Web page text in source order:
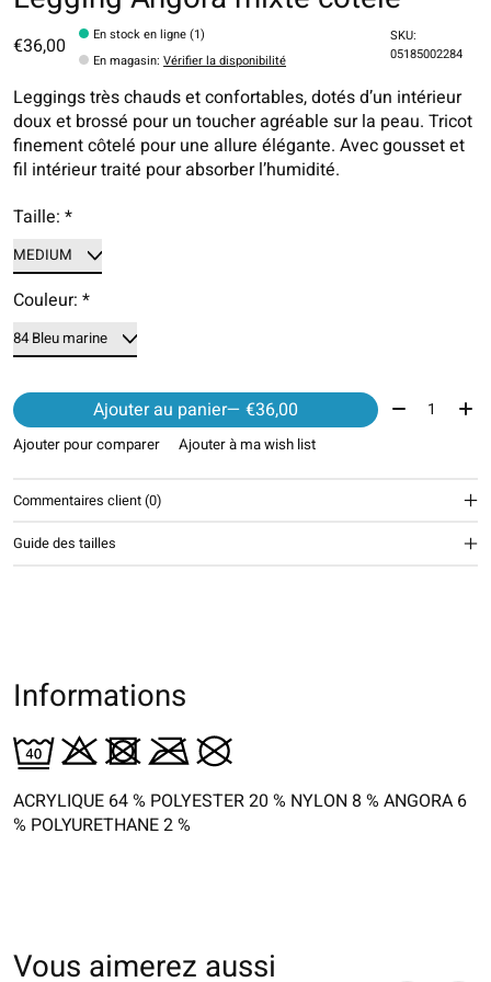
€36,00
En stock en ligne (1)
En magasin:Vérifier la disponibilité
SKU:
05185002284
Leggings très chauds et confortables, dotés d’un intérieur
doux et brossé pour un toucher agréable sur la peau. Tricot
finement côtelé pour une allure élégante. Avec gousset et
fil intérieur traité pour absorber l’humidité.
Taille: *
Couleur: *
Ajouter au panier — €36,00 Quantité:
Ajouter pour comparer Ajouter à ma wish list
Commentaires client (0)
Guide des tailles
Informations
ACRYLIQUE 64 % POLYESTER 20 % NYLON 8 % ANGORA 6
% POLYURETHANE 2 %
Vous aimerez aussi